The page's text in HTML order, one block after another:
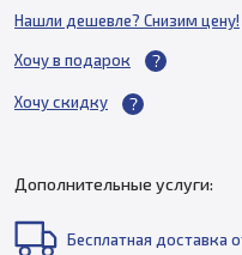
Нашли дешевле? Снизим цену!
Хочу в подарок
Хочу скидку
Дополнительные услуги:
Бесплатная доставка